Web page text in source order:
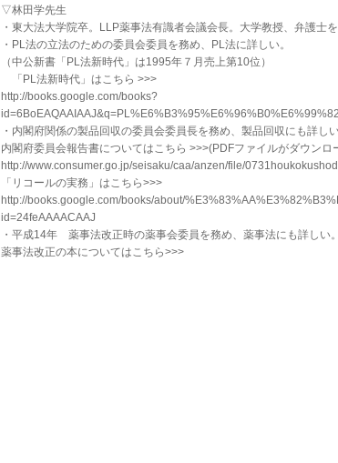
▽林田学先生
・東大法大学院卒。LLP薬事法有識者会議会長。大学教授、弁護士を
・PL法の立法のための委員会委員を務め、PL法に詳しい。
（中公新書「PL法新時代」は1995年７月売上第10位）
「PL法新時代」はこちら >>>
http://books.google.com/books?
・内閣府関係の製品回収の委員会委員長を務め、製品回収にも詳しい
内閣府委員会報告書についてはこちら >>>(PDFファイルがダウンロ
http://www.consumer.go.jp/seisaku/caa/anzen/file/
「リコールの実務」はこちら>>>
http://books.google.com/books/about/
id=24feAAAACAAJ
・平成14年 薬事法改正時の薬事会委員を務め、薬事法にも詳しい。
薬事法改正の本についてはこちら>>>